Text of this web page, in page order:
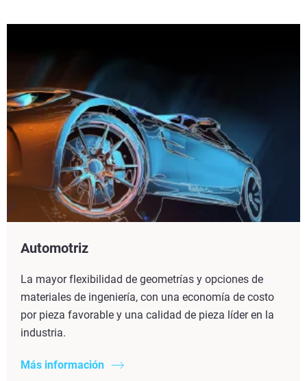
Automotriz
La mayor flexibilidad de geometrías y opciones de
materiales de ingeniería, con una economía de costo
por pieza favorable y una calidad de pieza líder en la
industria.
Más información